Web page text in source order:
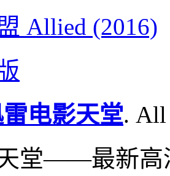
Allied (2016)
电影天堂. All
堂——最新高